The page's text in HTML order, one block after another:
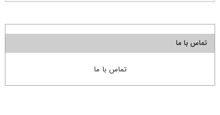
تماس با ما
تماس با ما